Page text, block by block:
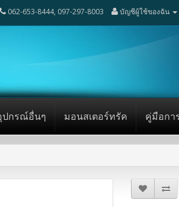
062-653-8444, 097-297-8003 บัญชีผู้ใช้ของฉัน
ปกรณ์อื่นๆ มอนสเตอร์ทรัค คู่มือกา